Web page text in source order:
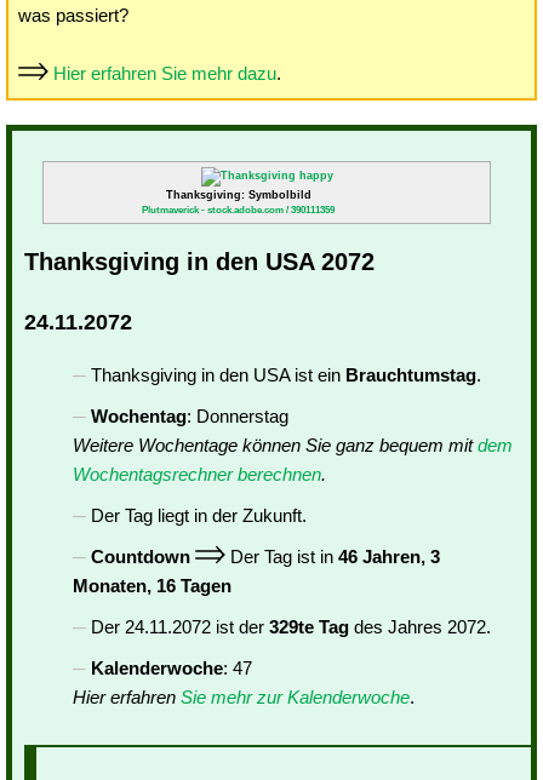
was passiert?
Hier erfahren Sie mehr dazu.
Thanksgiving: Symbolbild
Plutmaverick - stock.adobe.com / 390111359
Thanksgiving in den USA 2072
24.11.2072
Thanksgiving in den USA ist ein Brauchtumstag.
Wochentag: Donnerstag
Weitere Wochentage können Sie ganz bequem mitdem
Wochentagsrechner berechnen.
Der Tag liegt in der Zukunft.
Countdown
Der Tag ist in 46 Jahren, 3
Monaten, 16 Tagen
Der 24.11.2072 ist der 329te Tag des Jahres 2072.
Kalenderwoche: 47
Hier erfahren Sie mehr zur Kalenderwoche.